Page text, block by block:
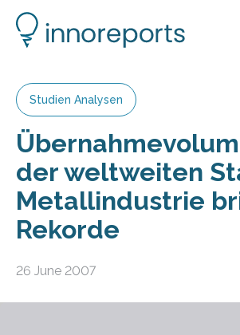
Studien Analysen
der weltweiten
Metallindustrie
Rekorde
26 June 2007